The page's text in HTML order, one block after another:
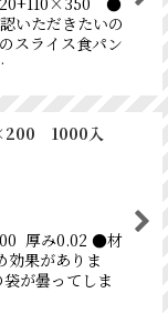
いただきたいの
スライス食パン
1000入
厚み0.02 ●材
果がありま
が曇ってしま